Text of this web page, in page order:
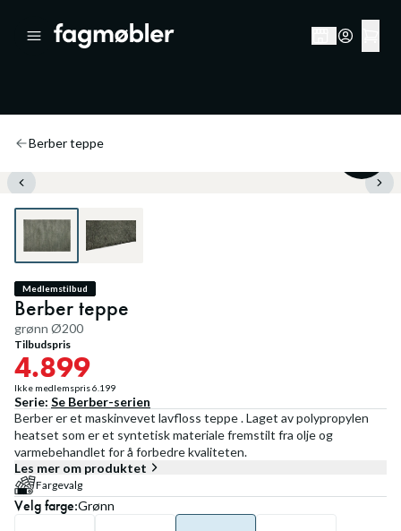
Berber teppe
Medlemstilbud
Berber teppe
grønn Ø200
Tilbudspris
4.899
Ikke medlemspris6.199
Serie: Se Berber-serien
Berber er et maskinvevet lavfloss teppe . Laget av polypropylen
heatset som er et syntetisk materiale fremstilt fra olje og
varmebehandlet for å forbedre kvaliteten.
Les mer om produktet
Fargevalg
Velgfarge:Grønn